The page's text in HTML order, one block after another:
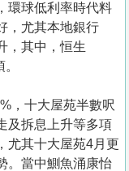
環球低利率時代料
，尤其本地銀行
，其中，恒生
，十大屋苑半數呎
及拆息上升等多項
尤其十大屋苑4月更
。當中鰂魚涌康怡